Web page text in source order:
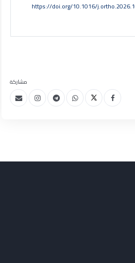
https://doi.org/10.1016/
مشاركة